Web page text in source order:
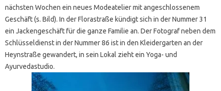
nächsten Wochen ein neues Modeatelier mit angeschlossenem
Geschäft (s. Bild). In der Florastraße kündigt sich in der Nummer 31
ein Jackengeschäft für die ganze Familie an. Der Fotograf neben dem
Schlüsseldienst in der Nummer 86 ist in den Kleidergarten an der
Heynstraße gewandert, in sein Lokal zieht ein Yoga- und
Ayurvedastudio.